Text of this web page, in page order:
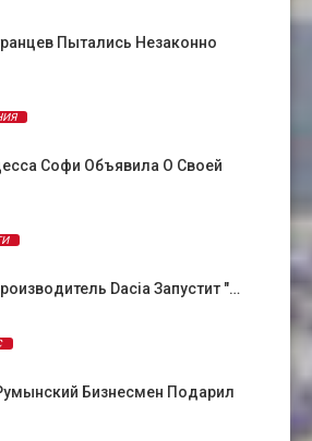
Пытались Незаконно
Софи Объявила О Своей
Dacia Запустит "…
Бизнесмен Подарил